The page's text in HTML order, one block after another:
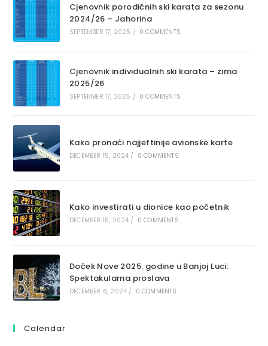
Cjenovnik porodičnih ski karata za sezonu
2024/26 – Jahorina
SEPTEMBER 17, 2025 / 0 COMMENTS
Cjenovnik individualnih ski karata – zima
2025/26
SEPTEMBER 17, 2025 / 0 COMMENTS
Kako pronaći najjeftinije avionske karte
DECEMBER 15, 2024 / 0 COMMENTS
Kako investirati u dionice kao početnik
DECEMBER 15, 2024 / 0 COMMENTS
Doček Nove 2025. godine u Banjoj Luci:
Spektakularna proslava
DECEMBER 6, 2024 / 0 COMMENTS
Calendar